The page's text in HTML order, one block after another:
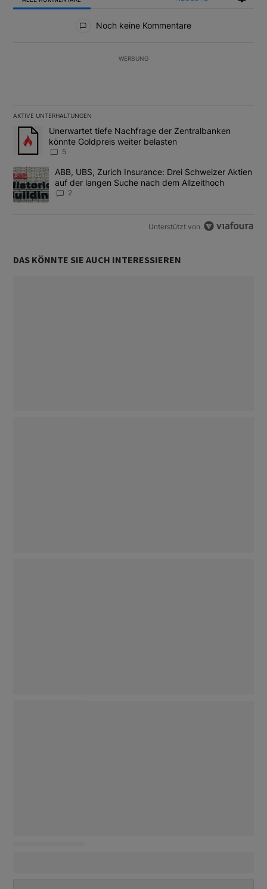
Noch keine Kommentare
WERBUNG
AKTIVE UNTERHALTUNGEN
Das Folgende ist eine Liste der am meisten kommentierten
Ein Trendartikel mit dem Titel "Unerwartet tiefe Nachfrage der
Unerwartet tiefe Nachfrage der Zentralbanken
könnte Goldpreis weiter belasten
5
Ein Trendartikel mit dem Titel "ABB, UBS, Zurich Insurance:
ABB, UBS, Zurich Insurance: Drei Schweizer Aktien
auf der langen Suche nach dem Allzeithoch
2
Unterstützt von
DAS KÖNNTE SIE AUCH INTERESSIEREN